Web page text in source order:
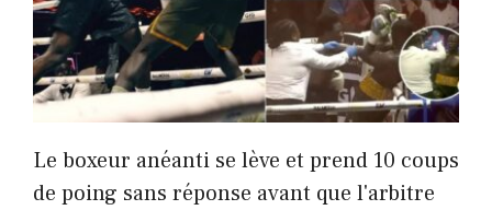
Le boxeur anéanti se lève et prend 10 coups
de poing sans réponse avant que l'arbitre